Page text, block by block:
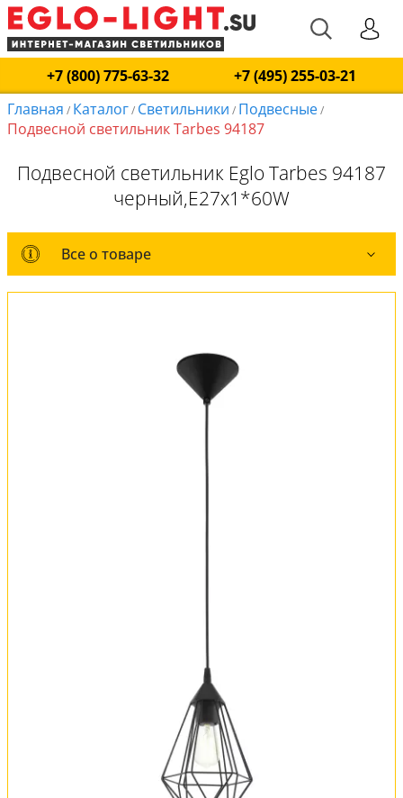
+7 (800) 775-63-32
+7 (495) 255-03-21
Главная / Каталог/ Светильники / Подвесные/
Подвесной светильник Tarbes 94187
Подвесной светильник Eglo Tarbes 94187
черный,E27x1*60W
Все о товаре
Все о товаре